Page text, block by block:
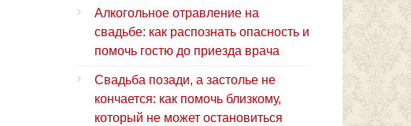
Алкогольное отравление на
свадьбе: как распознать опасность и
помочь гостю до приезда врача
Свадьба позади, а застолье не
кончается: как помочь близкому,
который не может остановиться